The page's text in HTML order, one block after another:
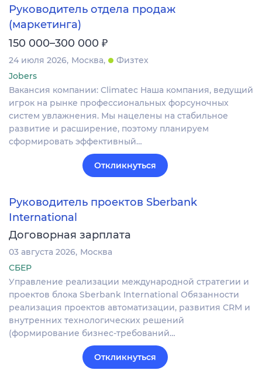
Руководитель отдела продаж
(маркетинга)
150 000–300 000 ₽
24 июля 2026 Москва
Физтех
Jobers
Вакансия компании: Climatec Наша компания, ведущий
игрок на рынке профессиональных форсуночных
систем увлажнения. Мы нацелены на стабильное
развитие и расширение, поэтому планируем
сформировать эффективный…
Откликнуться
Руководитель проектов Sberbank
International
Договорная зарплата
03 августа 2026 Москва
СБЕР
Управление реализации международной стратегии и
проектов блока Sberbank International Обязанности
реализация проектов автоматизации, развития CRM и
внутренних технологических решений
(формирование бизнес-требований…
Откликнуться